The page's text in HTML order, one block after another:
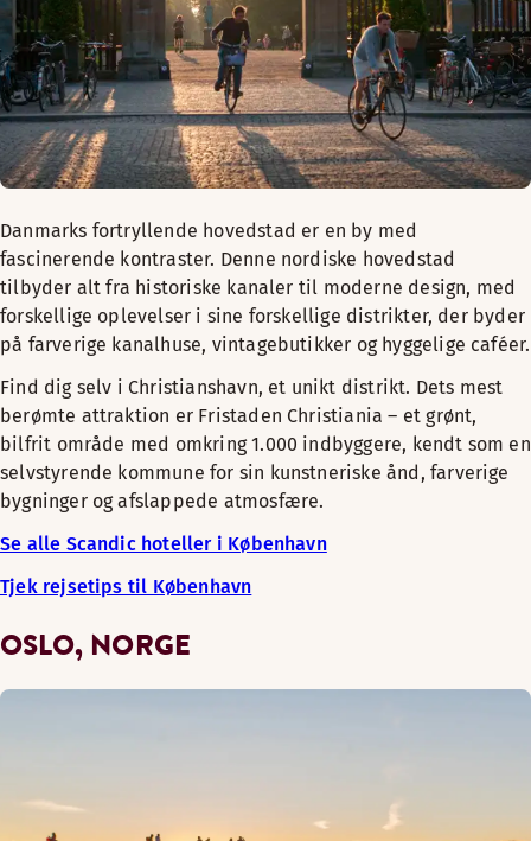
Danmarks fortryllende hovedstad er en by med
fascinerende kontraster. Denne nordiske hovedstad
tilbyder alt fra historiske kanaler til moderne design, med
forskellige oplevelser i sine forskellige distrikter, der byder
på farverige kanalhuse, vintagebutikker og hyggelige caféer.
Find dig selv i Christianshavn, et unikt distrikt. Dets mest
berømte attraktion er Fristaden Christiania – et grønt,
bilfrit område med omkring 1.000 indbyggere, kendt som en
selvstyrende kommune for sin kunstneriske ånd, farverige
bygninger og afslappede atmosfære.
Se alle Scandic hoteller i København
Tjek rejsetips til København
OSLO, NORGE